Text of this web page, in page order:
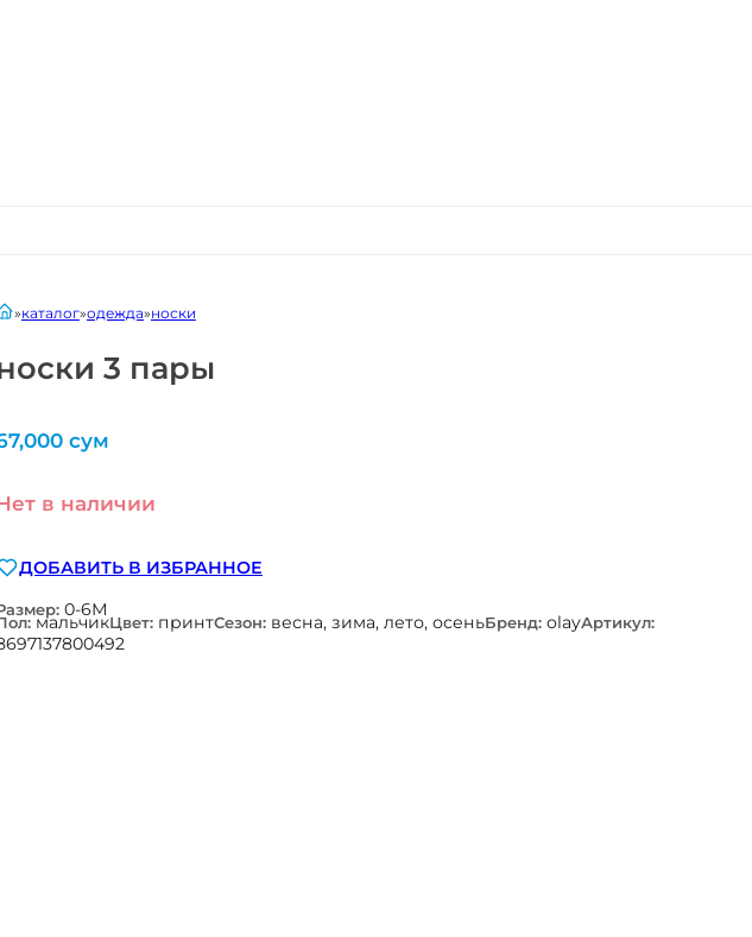
3 пары
каталог одежда носки
сум
в наличии
ДОБАВИТЬ В ИЗБРАННОЕ
0-6М
мальчикЦвет: принтСезон: весна, зима, лето, осеньБренд: olayАртикул: